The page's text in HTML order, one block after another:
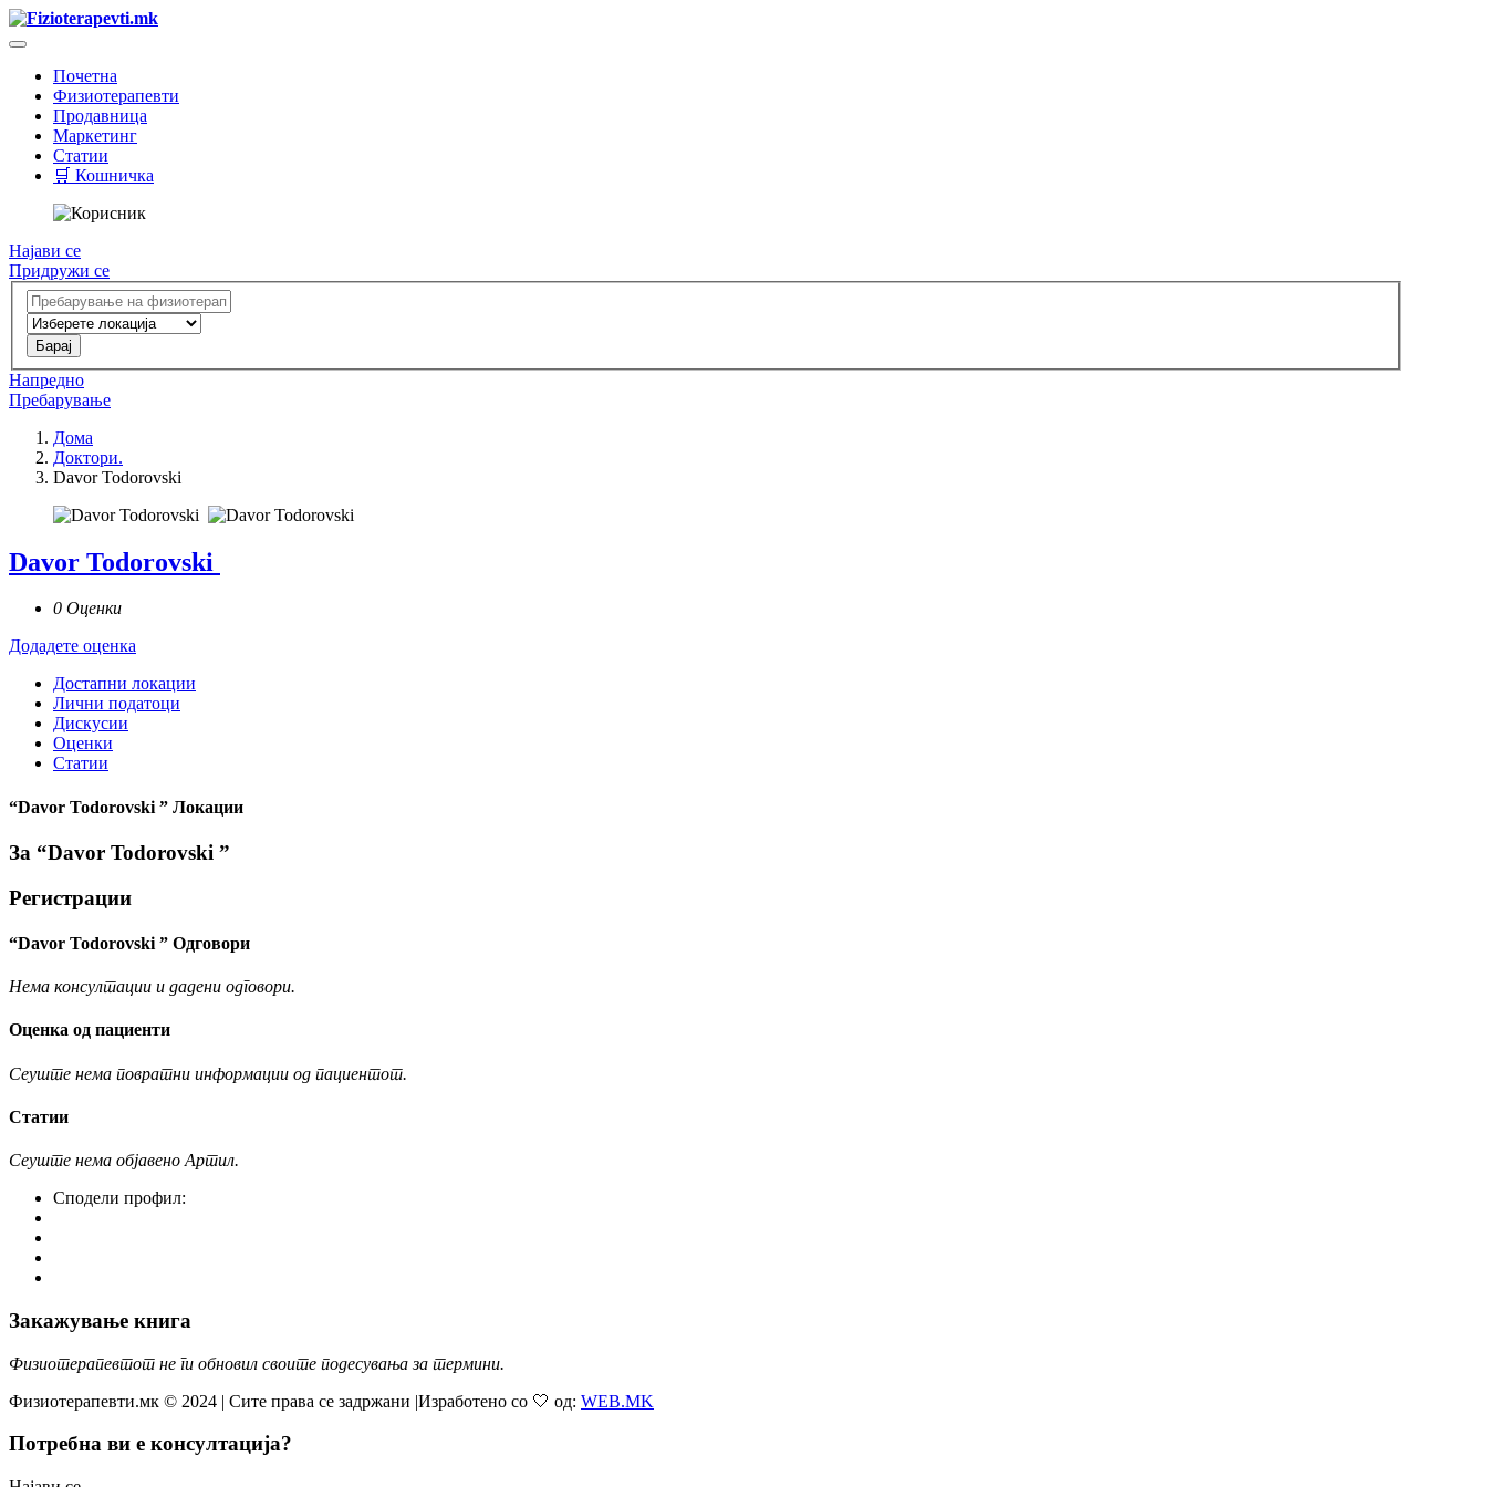
Почетна
Физиотерапевти
Продавница
Маркетинг
Статии
🛒 Кошничка
Најави се
Придружи се
Напредно
Пребарување
Дома
Доктори.
Davor Todorovski
Davor Todorovski
0 Оценки
Додадете оценка
Достапни локации
Лични податоци
Дискусии
Оценки
Статии
“Davor Todorovski ” Локации
За “Davor Todorovski ”
Регистрации
“Davor Todorovski ” Одговори
Нема консултации и дадени одговори.
Оценка од пациенти
Сеуште нема повратни информации од пациентот.
Статии
Сеуште нема објавено Артил.
Сподели профил:
Закажување книга
Физиотерапевтот не ги обновил своите подесувања за термини.
Физиотерапевти.мк © 2024 | Сите права се задржани |Изработено со 🤍 од: WEB.MK
Потребна ви е консултација?